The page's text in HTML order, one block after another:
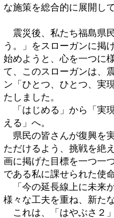
な施策を総合的に展開し
震災後、私たち福島県
う。」をスローガンに掲
始めようと、心を一つに
て、このスローガンは、
ン「ひとつ、ひとつ、実
たしました。
「はじめる」から「実
える」へ。
県民の皆さんが復興を
ただけるよう、挑戦を絶
画に掲げた目標を一つ一
である私に課せられた使
「今の延長線上に未来
様々な工夫を重ね、新た
これは、「はやぶさ２